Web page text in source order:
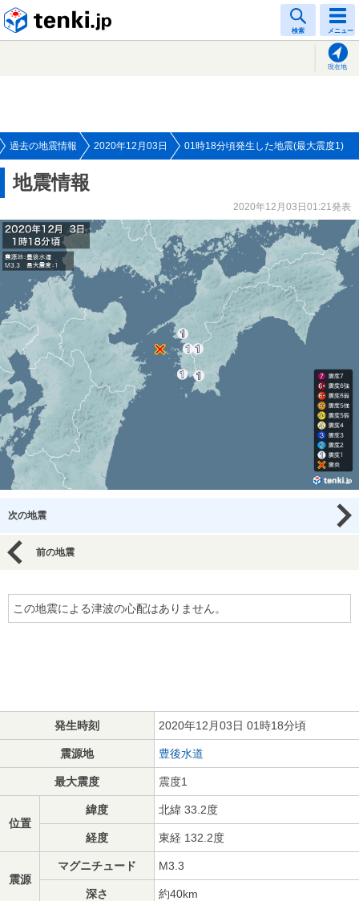
検索 メニュー
現在地
過去の地震情報 2020年12月03日 01時18分頃発生した地震(最大震度1)
地震情報
2020年12月03日01:21発表
次の地震
前の地震
この地震による津波の心配はありません。
発生時刻 2020年12月03日 01時18分頃
震源地 豊後水道
最大震度 震度1
位置
緯度 北緯 33.2度
経度 東経 132.2度
震源
マグニチュード M3.3
深さ 約40km